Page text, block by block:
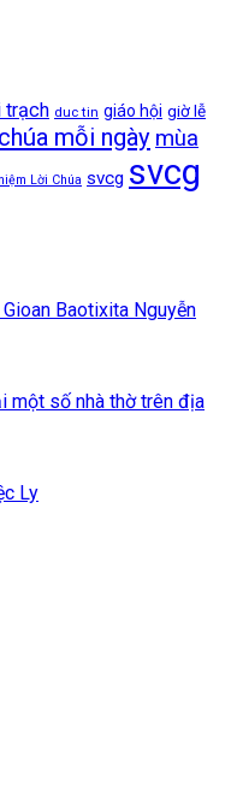
trạch duc tin giáo hội giờ lễ
mỗi ngày mùa
Lời Chúa svcg svcg
Baotixita Nguyễn
một số nhà thờ trên địa
Ly